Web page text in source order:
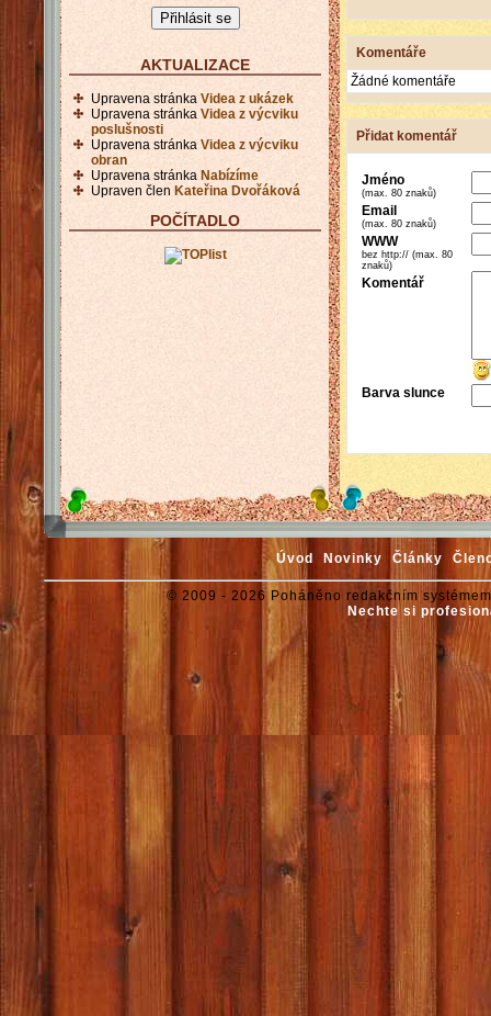
Komentáře
Žádné komentáře
Přidat komentář
Jméno
(max. 80 znaků)
Email
(max. 80 znaků)
WWW
bez http:// (max. 80
znaků)
Komentář
Barva slunce
AKTUALIZACE
Upravena stránka Videa z ukázek
Upravena stránka Videa z výcviku
poslušnosti
Upravena stránka Videa z výcviku
obran
Upravena stránka Nabízíme
Upraven člen Kateřina Dvořáková
POČÍTADLO
Úvod Novinky Články
© 2009 - 2026 Poháněno redakčním
Nechte si